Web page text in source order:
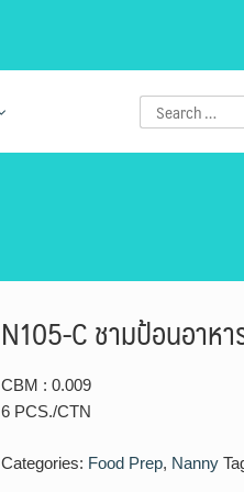
Search
for:
N105-C ชามป้อนอาห
CBM : 0.009
6 PCS./CTN
Categories: Food Prep, Nanny